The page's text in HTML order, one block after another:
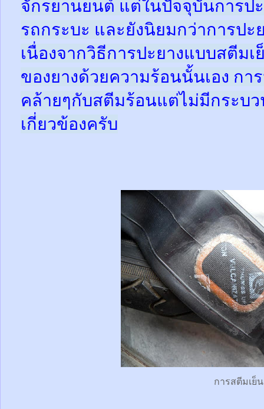
จักรยานยนต์ แต่ในปัจจุบันการป
รถกระบะ และยังนิยมกว่าการป
เนื่องจากวิธีการปะยางแบบสตีม
ของยางด้วยความร้อนนั้นเอง กา
คล้ายๆกับสตีมร้อนแต่ไม่มีกระบ
เกี่ยวข้องครับ
การสตีมเย็น